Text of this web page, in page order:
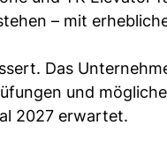
– mit
Das
und
2027 erwartet.